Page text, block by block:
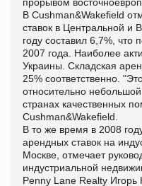
В Cushman&Wakefield
ставок в Центральной и
году составил 6,7%, что
2007 года. Наиболее
Украины. Складская
25% соответственно.
относительно
странах качественных
Cushman&Wakefield.
В то же время в 2008
арендных ставок на
Москве, отмечает
индустриальной
Penny Lane Realty